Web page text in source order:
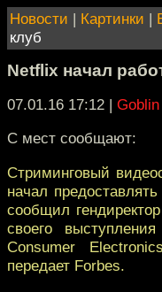
Новости | Картинки |
клуб
Netflix начал
07.01.16 17:12 | Goblin
С мест сообщают:
Стриминговый
начал
сообщил
своего
Consumer
передает Forbes.